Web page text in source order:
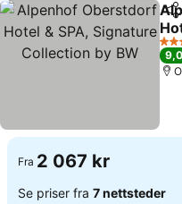
Del
Se
4
9,0
Fra 2 067 kr
Se priser fra 7 nettsteder